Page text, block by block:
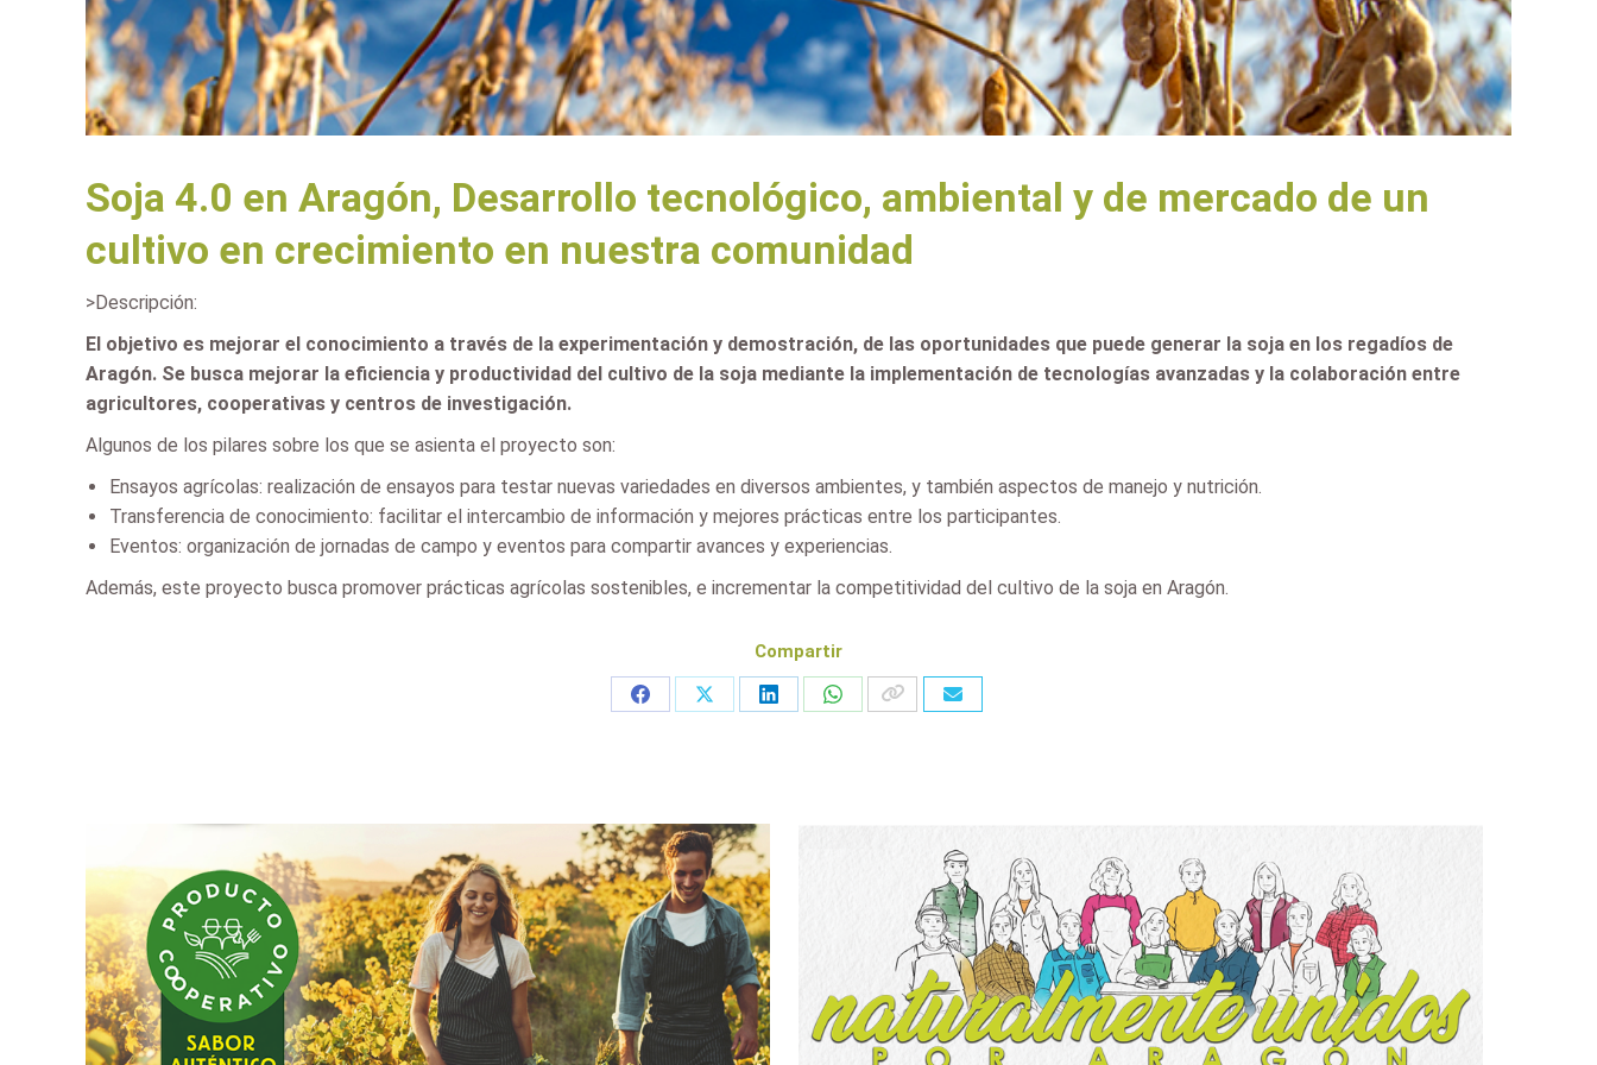
Soja 4.0 en Aragón, Desarrollo tecnológico, ambiental y de mercado de un
cultivo en crecimiento en nuestra comunidad
>Descripción:
El objetivo es mejorar el conocimiento a través de la experimentación y demostración, de las oportunidades que puede generar la soja en los regadíos de
Aragón. Se busca mejorar la eficiencia y productividad del cultivo de la soja mediante la implementación de tecnologías avanzadas y la colaboración entre
agricultores, cooperativas y centros de investigación.
Algunos de los pilares sobre los que se asienta el proyecto son:
Ensayos agrícolas: realización de ensayos para testar nuevas variedades en diversos ambientes, y también aspectos de manejo y nutrición.
Transferencia de conocimiento: facilitar el intercambio de información y mejores prácticas entre los participantes.
Eventos: organización de jornadas de campo y eventos para compartir avances y experiencias.
Además, este proyecto busca promover prácticas agrícolas sostenibles, e incrementar la competitividad del cultivo de la soja en Aragón.
Compartir
Share
Share
Share
Share